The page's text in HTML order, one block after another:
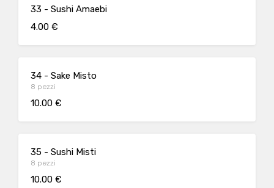
33 - Sushi Amaebi
4.00 €
34 - Sake Misto
8 pezzi
10.00 €
35 - Sushi Misti
8 pezzi
10.00 €